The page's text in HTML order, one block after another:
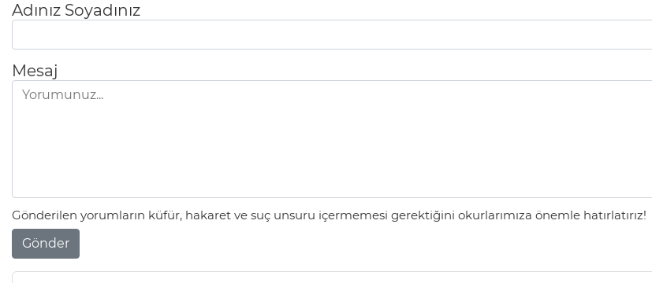
Adınız Soyadınız
Mesaj
Gönderilen yorumların küfür, hakaret ve suç unsuru içermemesi gerektiğini okurlarımıza önemle hatırlatırız!
Gönder